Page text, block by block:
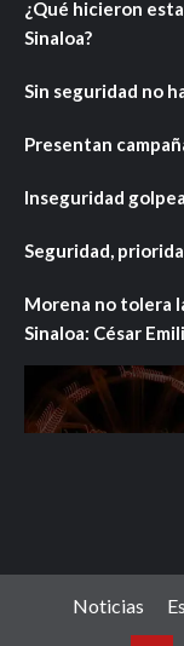
¿Qué hicieron
Sinaloa?
Sin seguridad no
Presentan
Inseguridad
Seguridad,
Morena no tolera
Sinaloa: César
Noticias